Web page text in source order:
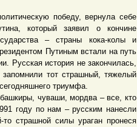
победу, вернула себе
который заявил о кончине
– страны кока-колы и
Путиным встали на путь
Русская история не закончилась,
тот страшный, тяжелый
триумфа.
чуваши, мордва – все, кто
году по нам – русским нанесли
страшной силы ураган пронеся